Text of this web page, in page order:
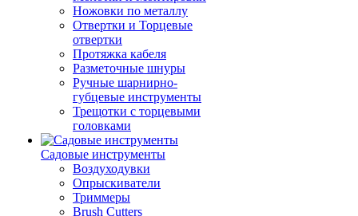
Ножовки по металлу
Отвертки и Торцевые
отвертки
Протяжка кабеля
Разметочные шнуры
Ручные шарнирно-
губцевые инструменты
Трещотки с торцевыми
головками
Садовые инструменты
Воздуходувки
Опрыскиватели
Триммеры
Brush Cutters